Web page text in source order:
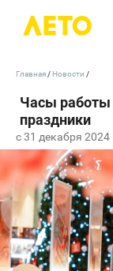
c 31 декабря
Главная Новости